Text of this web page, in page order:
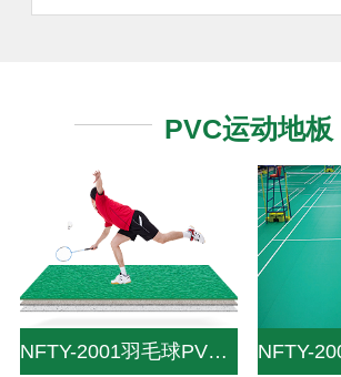
PVC运动地板
NFTY-2001羽毛球PVC运动地板-Life and leisure solutions-专业赛事级设计标准为您带来